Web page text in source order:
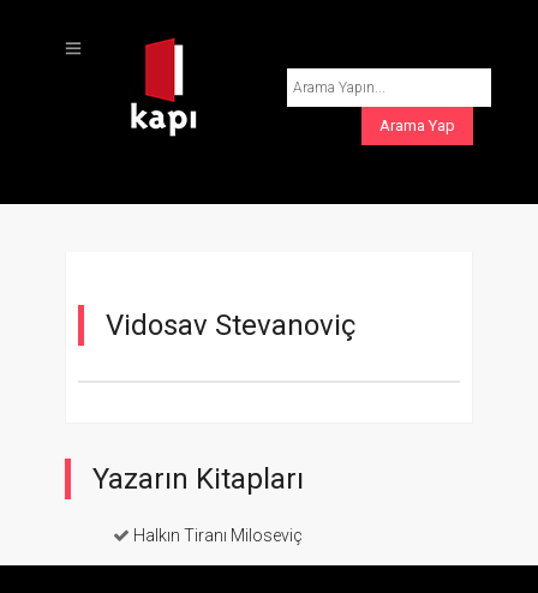
Vidosav Stevanoviç
Yazarın Kitapları
Halkın Tiranı Miloseviç